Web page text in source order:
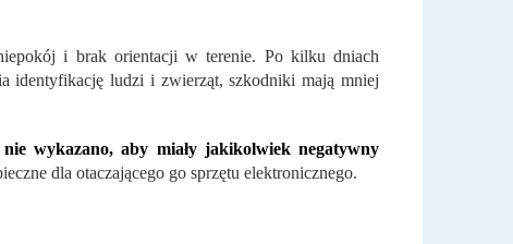
i brak orientacji w terenie. Po kilku dniach
identyfikację ludzi i zwierząt, szkodniki mają mniej
wykazano, aby miały jakikolwiek negatywny
dla otaczającego go sprzętu elektronicznego.